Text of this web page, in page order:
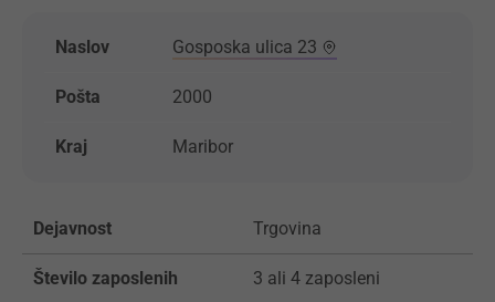
Naslov Gosposka ulica 23
Pošta 2000
Kraj Maribor
Dejavnost Trgovina
Število zaposlenih 3 ali 4 zaposleni